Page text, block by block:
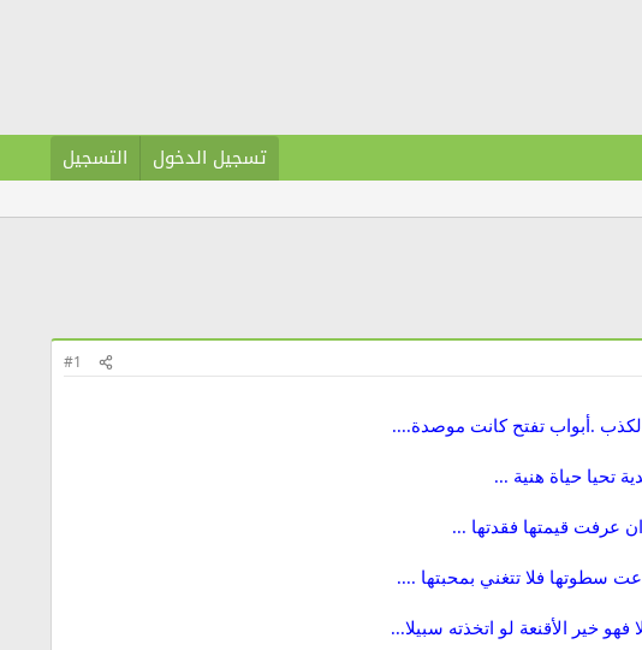
تسجيل الدخول التسجيل
#1
الكذب .أبواب تفتح كانت موصدة....
تحيا حياة هنية ...
عرفت قيمتها فقدتها ...
سطوتها فلا تتغني بمحبتها ....
فهو خير الأقنعة لو اتخذته سبيلا...